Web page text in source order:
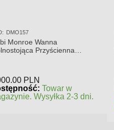
DMO157
Monroe Wanna
Przyścienna
PLN
Towar w
Wysyłka 2-3 dni.